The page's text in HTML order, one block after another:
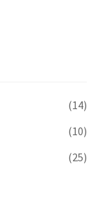
(14)
(10)
(25)